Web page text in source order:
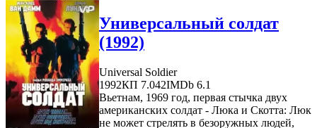
Универсальный солдат
(1992)
Universal Soldier
1992КП 7.042IMDb 6.1
Вьетнам, 1969 год, первая стычка двух
американских солдат - Люка и Скотта: Люк
не может стрелять в безоружных людей,